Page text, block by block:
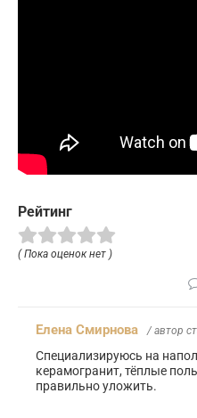
Рейтинг
( Пока оценок нет )
Елена Смирнова / автор
Специализируюсь на
керамогранит, тёплые
правильно уложить.